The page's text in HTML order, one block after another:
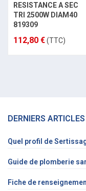
RESISTANCE A SEC
TRI 2500W DIAM40
819309
112,80 €(TTC)
DERNIERS
Quel profil de
Guide de plomberie
Fiche de